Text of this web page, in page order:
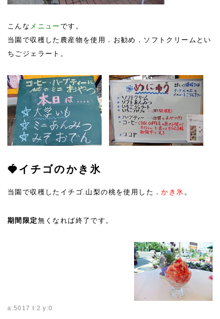
こんな メニュー です。
当園で収穫した農産物を使用．お勧め．ソフトクリームとい
ちごジェラート。
🍓イチゴのかき氷
当園で収穫したイチゴ.山梨の桃を使用した．かき氷 。
期間限定無くなれば終了です。
a:5017 t:2 y:0